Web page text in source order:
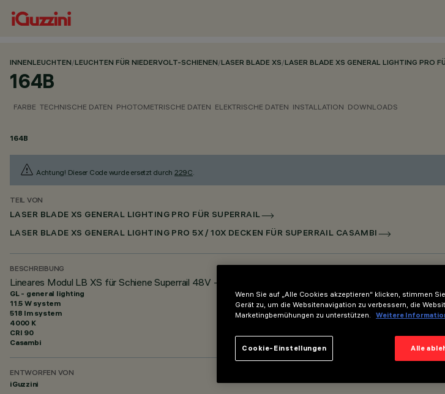
INNENLEUCHTEN/LEUCHTEN FÜR NIEDERVOLT-SCHIENEN/LASER BLADE XS/LASER BLADE XS GENERAL LIGHTING PRO
164B
FARBE TECHNISCHE DATEN PHOTOMETRISCHE DATEN ELEKTRISCHE DATEN INSTALLATION DOWNLOADS
164B
Achtung! Dieser Code wurde ersetzt durch 229C.
TEIL VON
LASER BLADE XS GENERAL LIGHTING PRO FÜR SUPERRAIL
LASER BLADE XS GENERAL LIGHTING PRO 5X / 10X DECKEN FÜR SUPERRAIL CASAMBI
BESCHREIBUNG
Lineares Modul LB XS für Schiene Superrail 48V - BLE Casambi - GL Pro 5-zellig
GL - general lighting
11.5 W system
518 lm system
4000 K
CRI 90
Casambi
ENTWORFEN VON
iGuzzini
Wenn Sie auf „Alle Cookies akzeptieren“ klicken, stimmen
Gerät zu, um die Websitenavigation zu verbessern, die
Marketingbemühungen zu unterstützen.
Weitere
Alle
Cookie-Einstellungen